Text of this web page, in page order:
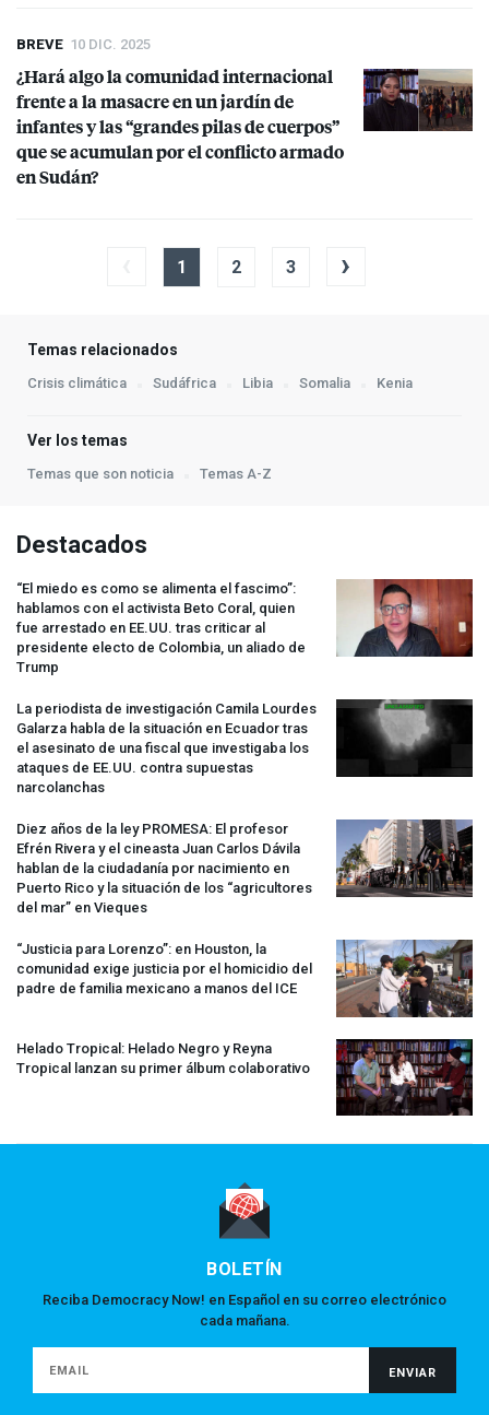
BREVE 10 DIC. 2025
¿Hará algo la comunidad internacional
frente a la masacre en un jardín de
infantes y las “grandes pilas de cuerpos”
que se acumulan por el conflicto armado
en Sudán?
1 2 3 ›
Temas relacionados
Crisis climática Sudáfrica Libia Somalia Kenia
Ver los temas
Temas que son noticia Temas A-Z
Destacados
“El miedo es como se alimenta el fascimo”:
hablamos con el activista Beto Coral, quien
fue arrestado en EE.UU. tras criticar al
presidente electo de Colombia, un aliado de
Trump
La periodista de investigación Camila Lourdes
Galarza habla de la situación en Ecuador tras
el asesinato de una fiscal que investigaba los
ataques de EE.UU. contra supuestas
narcolanchas
Diez años de la ley PROMESA: El profesor
Efrén Rivera y el cineasta Juan Carlos Dávila
hablan de la ciudadanía por nacimiento en
Puerto Rico y la situación de los “agricultores
del mar” en Vieques
“Justicia para Lorenzo”: en Houston, la
comunidad exige justicia por el homicidio del
padre de familia mexicano a manos del ICE
Helado Tropical: Helado Negro y Reyna
Tropical lanzan su primer álbum colaborativo
BOLETÍN
Reciba Democracy Now! en Español en su correo electrónico
cada mañana.